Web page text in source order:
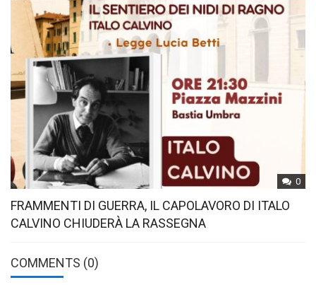
0
FRAMMENTI DI GUERRA, IL CAPOLAVORO DI ITALO
CALVINO CHIUDERÀ LA RASSEGNA
COMMENTS (0)